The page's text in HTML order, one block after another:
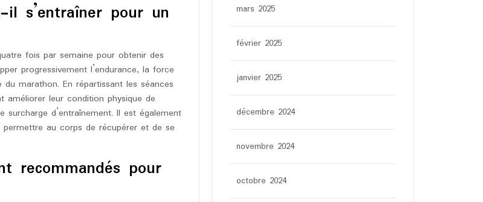
s’entraîner pour un
fois par semaine pour obtenir des
progressivement l’endurance, la force
marathon. En répartissant les séances
améliorer leur condition physique de
d’entraînement. Il est également
au corps de récupérer et de se
recommandés pour
mars 2025
février 2025
janvier 2025
décembre 2024
novembre 2024
octobre 2024